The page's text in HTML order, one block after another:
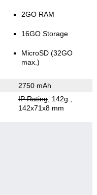
2GO RAM
16GO Storage
MicroSD (32GO
max.)
2750 mAh
IP Rating, 142g
142x71x8 mm